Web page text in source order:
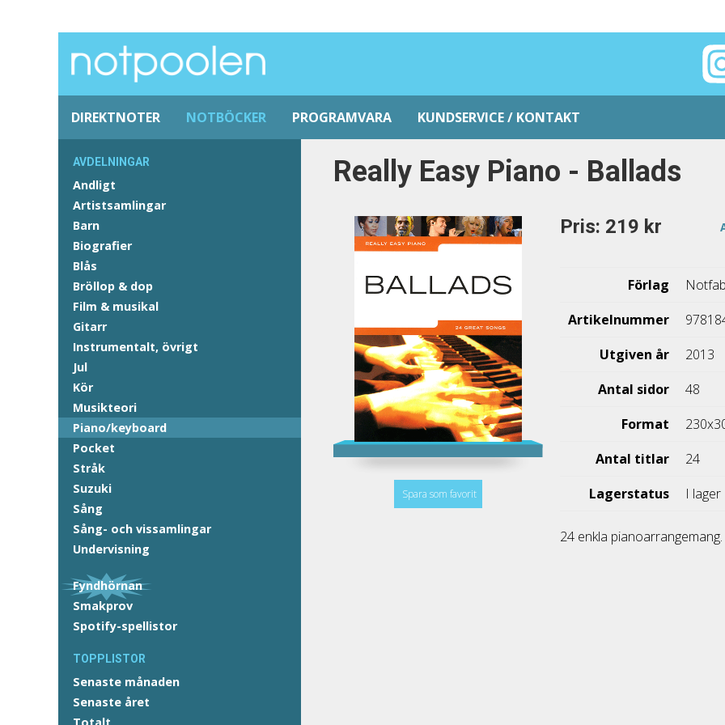
DIREKTNOTER NOTBÖCKER PROGRAMVARA KUNDSERVICE / KONTAKT
AVDELNINGAR
Andligt
Artistsamlingar
Barn
Biografier
Blås
Bröllop & dop
Film & musikal
Gitarr
Instrumentalt, övrigt
Jul
Kör
Musikteori
Piano/keyboard
Pocket
Stråk
Suzuki
Sång
Sång- och vissamlingar
Undervisning
Fyndhörnan
Smakprov
Spotify-spellistor
TOPPLISTOR
Senaste månaden
Senaste året
Really Easy Piano - Ballads
Spara som favorit
Pris: 219 kr
Förlag
Artikelnummer
Utgiven år
2013
Antal sidor
48
Format
Antal titlar
24
Lagerstatus I lager
24 enkla pianoarrangemang.